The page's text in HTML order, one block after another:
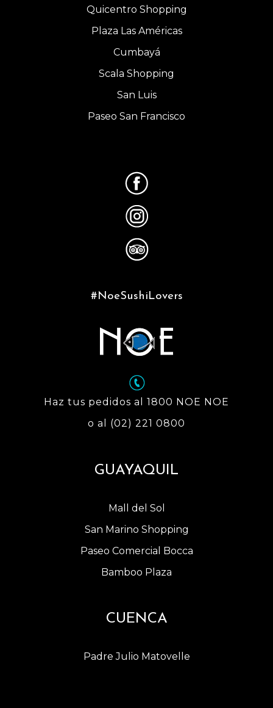
Quicentro Shopping
Plaza Las Américas
Cumbayá
Scala Shopping
San Luis
Paseo San Francisco
#NoeSushiLovers
Haz tus pedidos al 1800 NOE NOE
o al (02) 221 0800
GUAYAQUIL
Mall del Sol
San Marino Shopping
Paseo Comercial Bocca
Bamboo Plaza
CUENCA
Padre Julio Matovelle